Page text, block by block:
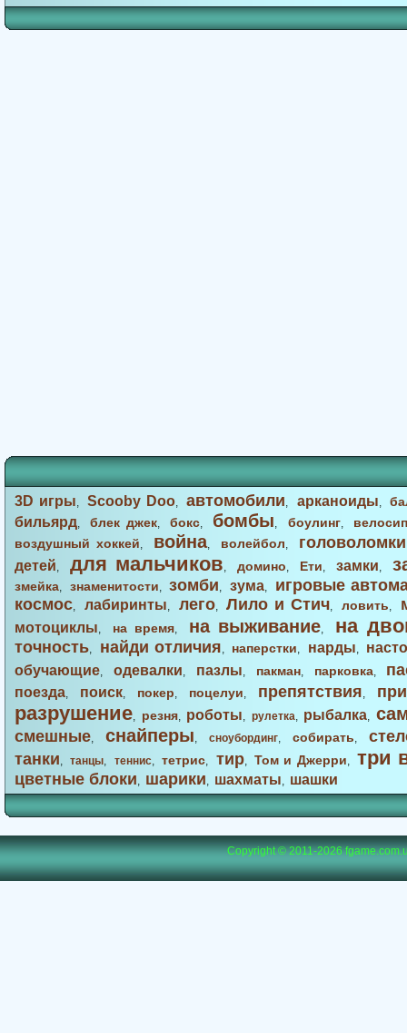
3D игры,Scooby Doo,автомобили, арканоиды,
бильярд,блек джек,бокс, бомбы, боулинг,
воздушный хоккей, война, волейбол, головоломки
детей, для мальчиков, домино, Ети, замки,
змейка, знаменитости,зомби, зума,
игровые
космос, лабиринты, лего,Лило и Стич,ловить,
мотоциклы, на время, на выживание, на
точность, найди отличия, наперстки, нарды,
обучающие, одевалки, пазлы, пакман, парковка,
поезда, поиск, покер, поцелуи, препятствия,
разрушение, резня, роботы, рулетка, рыбалка,
смешные, снайперы, сноубординг, собирать,
танки,танцы, теннис,тетрис, тир,Том и Джерри, три
цветные блоки, шарики, шахматы, шашки
Copyright © 2011-2026